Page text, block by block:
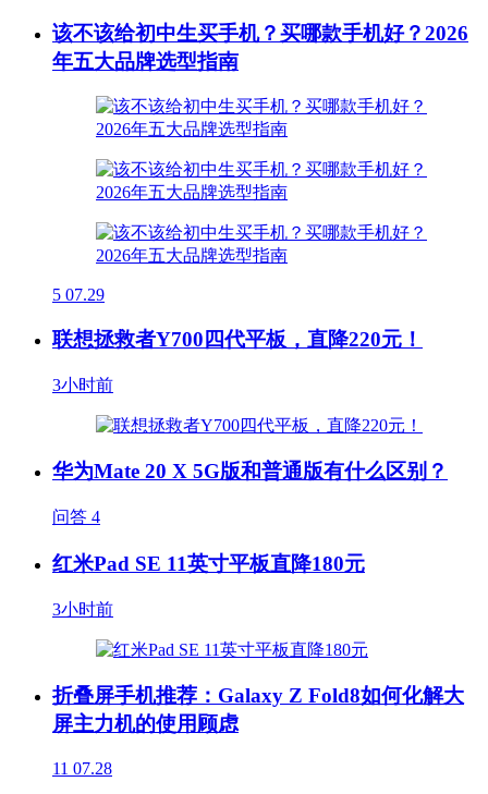
该不该给初中生买手机？买哪款手机好？2026
年五大品牌选型指南
5 07.29
联想拯救者Y700四代平板，直降220元！
3小时前
华为Mate 20 X 5G版和普通版有什么区别？
问答 4
红米Pad SE 11英寸平板直降180元
3小时前
折叠屏手机推荐：Galaxy Z Fold8如何化解大
屏主力机的使用顾虑
11 07.28